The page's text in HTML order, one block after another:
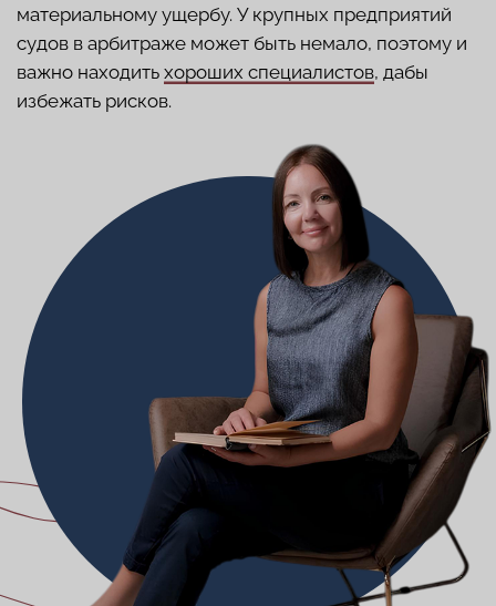
юридической компании Татьяны Мажуга
проводят процедуру взыскания долга максимально
прозрачно, анализируя полученную от клиента
информацию и, что самое важное, документы.
После этого специалисты готовят ответ, смогут ли
Обращаясь к лне компетентным специалистам,
можно затянуть процедуру взыскания на долгие
годы и потерять много денег.